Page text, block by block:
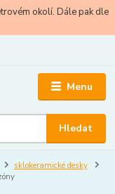
okolí. Dále pak dle
Menu
Hledat
sklokeramické desky